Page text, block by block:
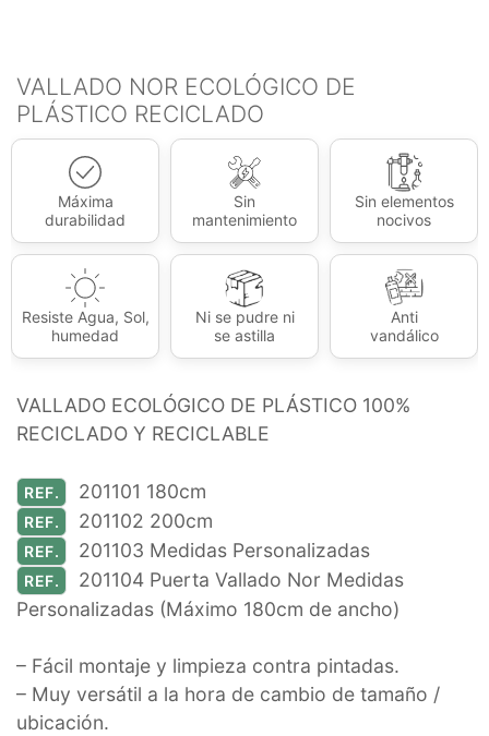
VALLADO NOR ECOLÓGICO DE
PLÁSTICO RECICLADO
Máxima
durabilidad
Sin
mantenimiento
Sin elementos
nocivos
Resiste Agua, Sol,
humedad
Ni se pudre ni
se astilla
Anti
vandálico
VALLADO ECOLÓGICO DE PLÁSTICO 100%
RECICLADO Y RECICLABLE
REF. 201101 180cm
REF. 201102 200cm
REF. 201103 Medidas Personalizadas
REF.
201104 Puerta Vallado Nor Medidas
Personalizadas (Máximo 180cm de ancho)
– Fácil montaje y limpieza contra pintadas.
– Muy versátil a la hora de cambio de tamaño /
ubicación.